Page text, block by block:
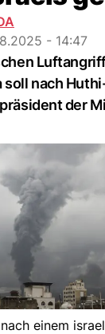
- 14:47
soll nach
der
einem